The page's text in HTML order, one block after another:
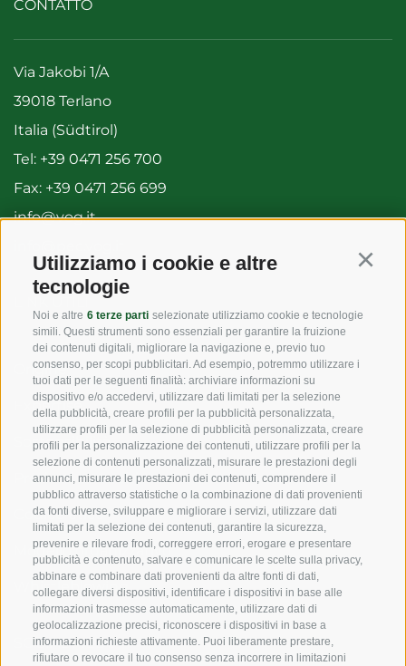
Utilizziamo i cookie e altre
tecnologie
Noi e altre 6 terze parti selezionate utilizziamo cookie e tecnologie
simili. Questi strumenti sono essenziali per garantire la fruizione
dei contenuti digitali, migliorare la navigazione e, previo tuo
consenso, per scopi pubblicitari. Ad esempio, potremmo utilizzare i
tuoi dati per le seguenti finalità: archiviare informazioni su
dispositivo e/o accedervi, utilizzare dati limitati per la selezione
della pubblicità, creare profili per la pubblicità personalizzata,
utilizzare profili per la selezione di pubblicità personalizzata, creare
profili per la personalizzazione dei contenuti, utilizzare profili per la
selezione di contenuti personalizzati, misurare le prestazioni degli
annunci, misurare le prestazioni dei contenuti, comprendere il
pubblico attraverso statistiche o la combinazione di dati provenienti
da fonti diverse, sviluppare e migliorare i servizi, utilizzare dati
limitati per la selezione dei contenuti, garantire la sicurezza,
prevenire e rilevare frodi, correggere errori, erogare e presentare
pubblicità e contenuto, salvare e comunicare le scelte sulla privacy,
abbinare e combinare dati provenienti da altre fonti di dati,
collegare diversi dispositivi, identificare i dispositivi in base alle
informazioni trasmesse automaticamente, utilizzare dati di
geolocalizzazione precisi, riconoscere i dispositivi in base a
informazioni richieste attivamente. Puoi liberamente prestare,
rifiutare o revocare il tuo consenso senza incorrere in limitazioni
CONTATTO
Via Jakobi 1/A
39018 Terlano
Italia (Südtirol)
Tel: +39 0471 256 700
Fax: +39 0471 256 699
info@vog.it
Origine
Expertise
Sostensibilità
Prodotti e Marchi
Codice etico
Modello organizzativo
Whistleblowing
SOCIAL MEDIA